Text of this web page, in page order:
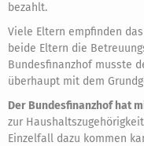
bezahlt.
Viele Eltern empfinden
beide Eltern die
Bundesfinanzhof musste
überhaupt mit dem
Der Bundesfinanzhof hat
zur
Einzelfall dazu kommen